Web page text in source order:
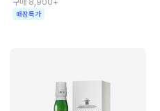
구매 8,900+
매장특가